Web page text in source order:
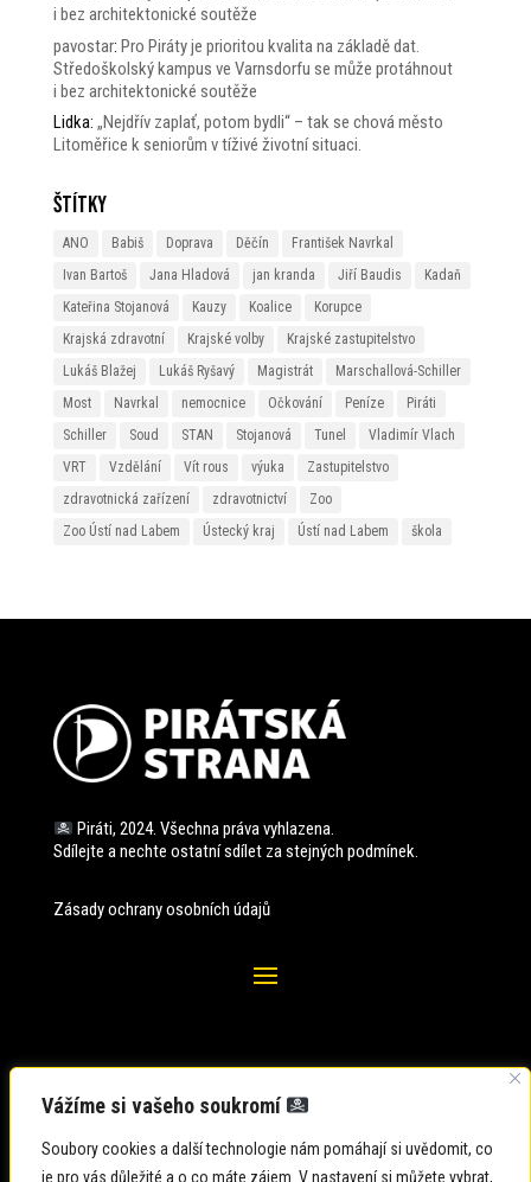
Vážíme si vašeho soukromí
Soubory cookies a další technologie nám pomáhají si uvědomit, co
je pro vás důležité a o co máte zájem. V nastavení si můžete vybrat,
i bez architektonické soutěže
pavostar: Pro Piráty je prioritou kvalita na základě dat.
Středoškolský kampus ve Varnsdorfu se může protáhnout
i bez architektonické soutěže
Lidka: „Nejdřív zaplať, potom bydli“ – tak se chová město
Litoměřice k seniorům v tíživé životní situaci.
Štítky
ANO Babiš Doprava Děčín
František Navrkal
Ivan Bartoš
Jana Hladová jan kranda Jiří Baudis
Kadaň
Kateřina Stojanová
Kauzy Koalice
Korupce
Krajská zdravotní
Krajské volby
Krajské zastupitelstvo
Lukáš Blažej
Lukáš Ryšavý Magistrát
Marschallová-Schiller
Most
Navrkal nemocnice Očkování Peníze
Piráti
Schiller
Soud STAN Stojanová Tunel
Vladimír Vlach
VRT
Vzdělání Vít rous výuka
Zastupitelstvo
zdravotnická zařízení
zdravotnictví
Zoo
Zoo Ústí nad Labem
Ústecký kraj Ústí nad Labem škola
Piráti, 2024. Všechna práva vyhlazena.
Sdílejte a nechte ostatní sdílet za stejných podmínek.
Zásady ochrany osobních údajů